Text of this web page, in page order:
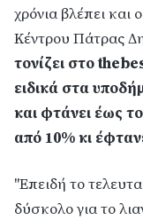
χρόνια βλέπει
Κέντρου Πάτρας
τονίζει στο
ειδικά στα
και φτάνει έως
από 10% κι
"Επειδή το
δύσκολο για το